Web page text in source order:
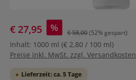
€ 27,95 % € 58,00(52% gespart)
Inhalt: 1000 ml (€ 2,80 / 100 ml)
Preise inkl. MwSt. zzgl. Versandkosten
Lieferzeit: ca. 5 Tage